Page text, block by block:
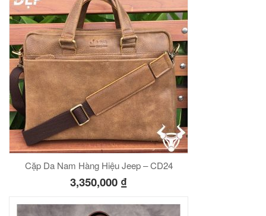
Cặp Da Nam Hàng Hiệu Jeep – CD24
3,350,000 ₫